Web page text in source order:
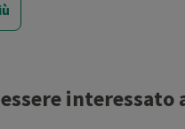
di coperti
interessato